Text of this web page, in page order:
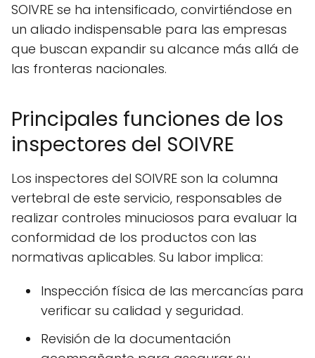
SOIVRE se ha intensificado, convirtiéndose en
un aliado indispensable para las empresas
que buscan expandir su alcance más allá de
las fronteras nacionales.
Principales funciones de los
inspectores del SOIVRE
Los inspectores del SOIVRE son la columna
vertebral de este servicio, responsables de
realizar controles minuciosos para evaluar la
conformidad de los productos con las
normativas aplicables. Su labor implica:
Inspección física de las mercancías para
verificar su calidad y seguridad.
Revisión de la documentación